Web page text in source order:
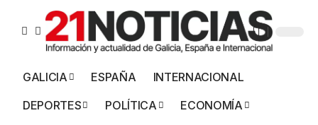
GALICIA ESPAÑA
INTERNACIONAL
DEPORTES
POLÍTICA
ECONOMÍA